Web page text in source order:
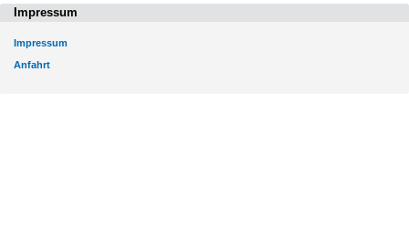
Impressum
Impressum
Anfahrt